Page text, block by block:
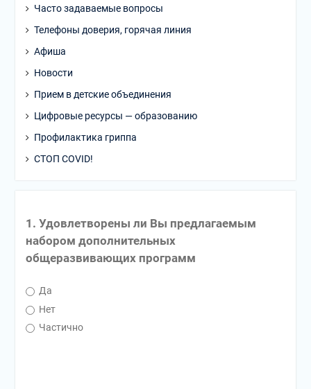
Часто задаваемые вопросы
Телефоны доверия, горячая линия
Афиша
Новости
Прием в детские объединения
Цифровые ресурсы — образованию
Профилактика гриппа
СТОП COVID!
1. Удовлетворены ли Вы предлагаемым
набором дополнительных
общеразвивающих программ
Да
Нет
Частично